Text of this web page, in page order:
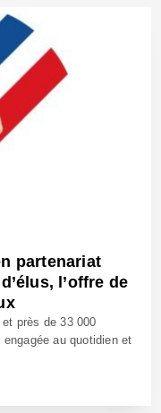
partenariat
l’offre de
près de 33 000
au quotidien et